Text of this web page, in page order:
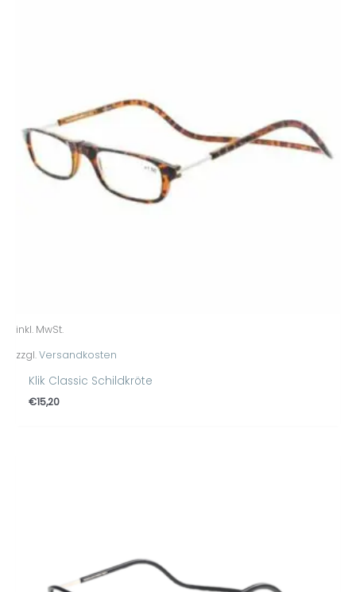
inkl. MwSt.
zzgl.Versandkosten
Klik Classic Schildkröte
€15,20